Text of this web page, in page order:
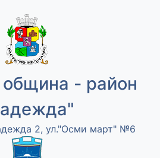
- район
2, ул."Осми март" №6